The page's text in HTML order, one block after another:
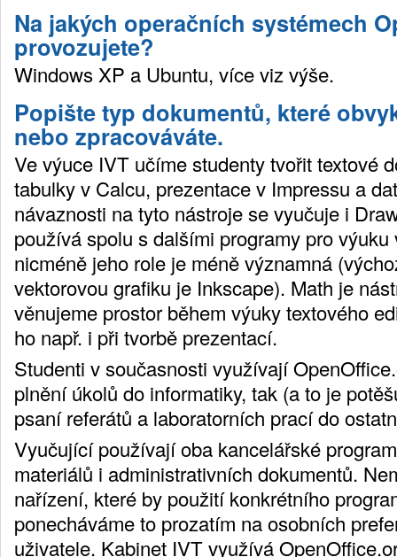
Na jakých operačních systémech
provozujete?
Windows XP a Ubuntu, více viz výše.
Popište typ dokumentů, které
nebo zpracováváte.
Ve výuce IVT učíme studenty tvořit textové
tabulky v Calcu, prezentace v Impressu a
návaznosti na tyto nástroje se vyučuje i
používá spolu s dalšími programy pro výuku
nicméně jeho role je méně významná
vektorovou grafiku je Inkscape). Math je
věnujeme prostor během výuky textového
ho např. i při tvorbě prezentací.
Studenti v současnosti využívají
plnění úkolů do informatiky, tak (a to je
psaní referátů a laboratorních prací do
Vyučující používají oba kancelářské
materiálů i administrativních dokumentů.
nařízení, které by použití konkrétního
ponecháváme to prozatím na osobních
uživatele. Kabinet IVT využívá